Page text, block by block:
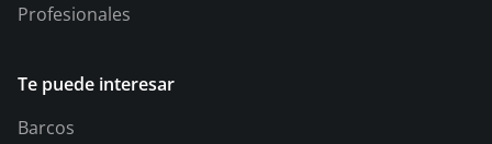
Profesionales
Te puede interesar
Barcos